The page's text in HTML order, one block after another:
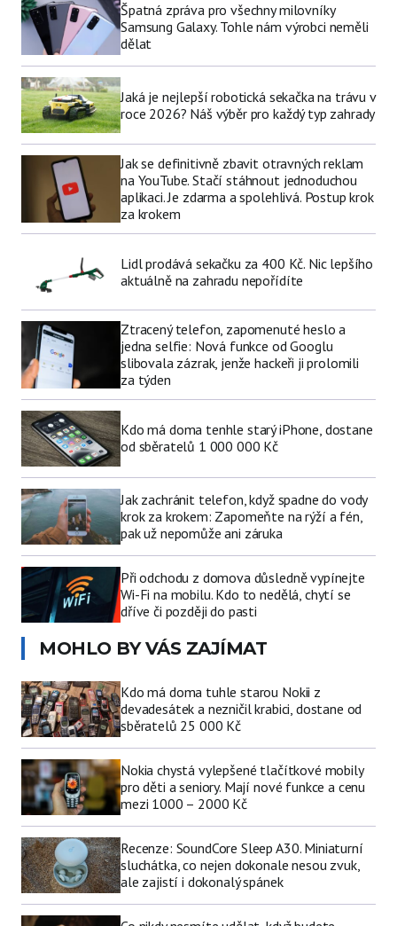
Špatná zpráva pro všechny milovníky
Samsung Galaxy. Tohle nám výrobci neměli
dělat
Jaká je nejlepší robotická sekačka na trávu v
roce 2026? Náš výběr pro každý typ zahrady
Jak se definitivně zbavit otravných reklam
na YouTube. Stačí stáhnout jednoduchou
aplikaci. Je zdarma a spolehlivá. Postup krok
za krokem
Lidl prodává sekačku za 400 Kč. Nic lepšího
aktuálně na zahradu nepořídíte
Ztracený telefon, zapomenuté heslo a
jedna selfie: Nová funkce od Googlu
slibovala zázrak, jenže hackeři ji prolomili
za týden
Kdo má doma tenhle starý iPhone, dostane
od sběratelů 1 000 000 Kč
Jak zachránit telefon, když spadne do vody
krok za krokem: Zapomeňte na rýží a fén,
pak už nepomůže ani záruka
Při odchodu z domova důsledně vypínejte
Wi-Fi na mobilu. Kdo to nedělá, chytí se
dříve či později do pasti
MOHLO BY VÁS ZAJÍMAT
Kdo má doma tuhle starou Nokii z
devadesátek a nezničil krabici, dostane od
sběratelů 25 000 Kč
Nokia chystá vylepšené tlačítkové mobily
pro děti a seniory. Mají nové funkce a cenu
mezi 1000 – 2000 Kč
Recenze: SoundCore Sleep A30. Miniaturní
sluchátka, co nejen dokonale nesou zvuk,
ale zajistí i dokonalý spánek